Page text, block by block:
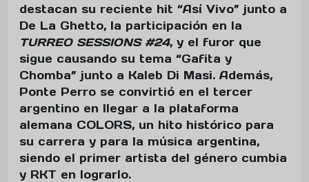
destacan su reciente hit “Así Vivo” junto a
De La Ghetto, la participación en la
TURREO SESSIONS #24, y el furor que
sigue causando su tema “Gafita y
Chomba” junto a Kaleb Di Masi. Además,
Ponte Perro se convirtió en el tercer
argentino en llegar a la plataforma
alemana COLORS, un hito histórico para
su carrera y para la música argentina,
siendo el primer artista del género cumbia
y RKT en lograrlo.